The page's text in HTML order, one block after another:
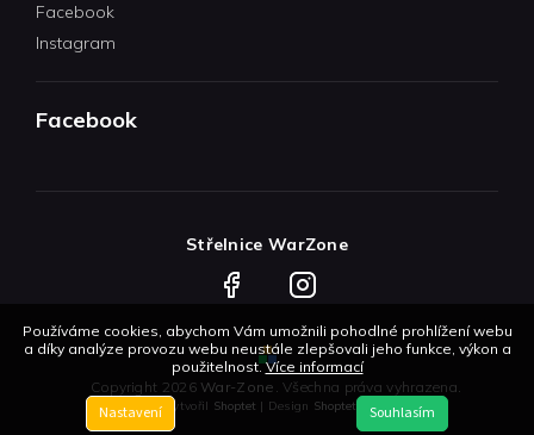
Používáme cookies, abychom Vám umožnili pohodlné prohlížení webu
a díky analýze provozu webu neustále zlepšovali jeho funkce, výkon a
použitelnost.Více informací
Nastavení Souhlasím
Facebook
Instagram
Facebook
Copyright 2026 War-Zone . Všechna práva vyhrazena.
Vytvořil Shoptet | Design Shoptetak.cz
Střelnice WarZone
FacebookInstagram